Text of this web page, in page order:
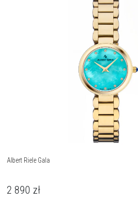
Albert Riele Gala
2 890 zł